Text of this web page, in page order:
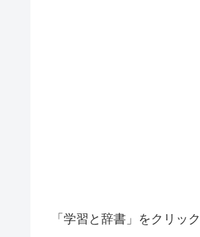
「学習と辞書」をクリッ